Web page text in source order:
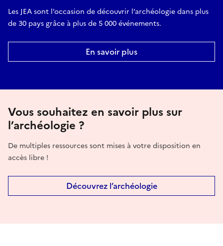
Les JEA sont l’occasion de découvrir l’archéologie dans plus
de 30 pays grâce à plus de 5 000 événements.
En savoir plus
Vous souhaitez en savoir plus sur
l’archéologie ?
De multiples ressources sont mises à votre disposition en
accès libre !
Découvrez l’archéologie